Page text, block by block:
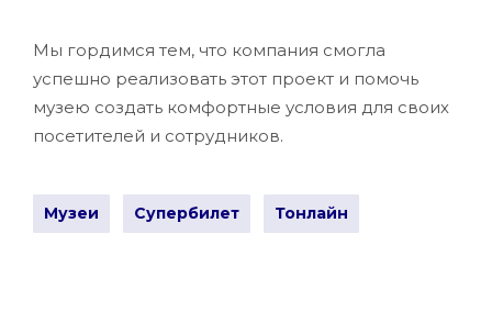
Мы гордимся тем, что компания смогла
успешно реализовать этот проект и помочь
музею создать комфортные условия для своих
посетителей и сотрудников.
Музеи Супербилет Тонлайн